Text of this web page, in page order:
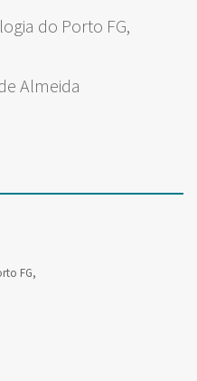
do Porto FG,
Almeida
FG,